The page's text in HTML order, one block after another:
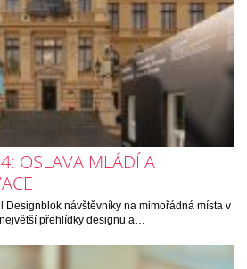
OSLAVA MLÁDÍ A
Designblok návštěvníky na mimořádná místa v
přehlídky designu a…